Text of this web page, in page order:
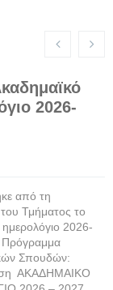
2026-
από τη
Τμήματος το
2026-
Πρόγραμμα
Σπουδών:
ΑΚΑΔΗΜΑΙΚΟ